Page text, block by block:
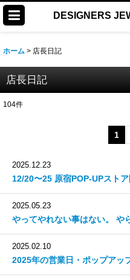
DESIGNERS
ホーム > 店長日記
店長日記
104件
1
2025.12.23
12/20〜25 原宿POP-UPストア
2025.05.23
やってやれない事はない。 や
2025.02.10
2025年の営業日・ポップアッ